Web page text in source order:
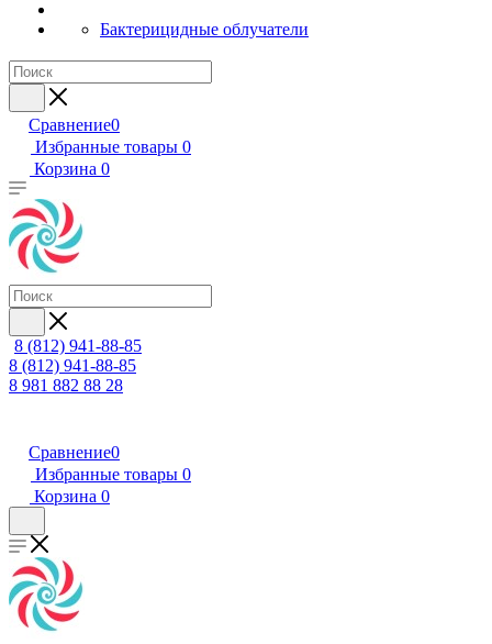
Бактерицидные облучатели
Сравнение0
Избранные товары 0
Корзина 0
8 (812) 941-88-85
8 (812) 941-88-85
8 981 882 88 28
Сравнение0
Избранные товары 0
Корзина 0